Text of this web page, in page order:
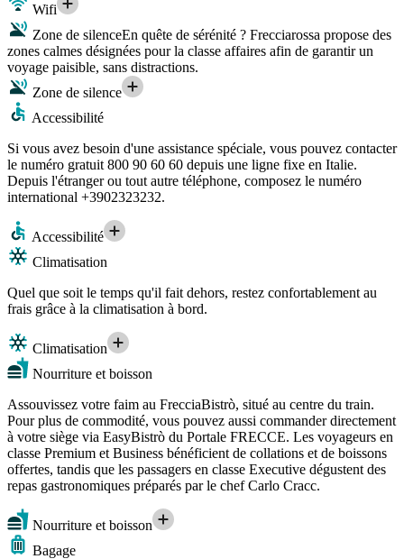
Wifi
Zone de silenceEn quête de sérénité ? Frecciarossa propose des
zones calmes désignées pour la classe affaires afin de garantir un
voyage paisible, sans distractions.
Zone de silence
Accessibilité
Si vous avez besoin d'une assistance spéciale, vous pouvez contacter
le numéro gratuit 800 90 60 60 depuis une ligne fixe en Italie.
Depuis l'étranger ou tout autre téléphone, composez le numéro
international +3902323232.
Accessibilité
Climatisation
Quel que soit le temps qu'il fait dehors, restez confortablement au
frais grâce à la climatisation à bord.
Climatisation
Nourriture et boisson
Assouvissez votre faim au FrecciaBistrò, situé au centre du train.
Pour plus de commodité, vous pouvez aussi commander directement
à votre siège via EasyBistrò du Portale FRECCE. Les voyageurs en
classe Premium et Business bénéficient de collations et de boissons
offertes, tandis que les passagers en classe Executive dégustent des
repas gastronomiques préparés par le chef Carlo Cracc.
Nourriture et boisson
Bagage